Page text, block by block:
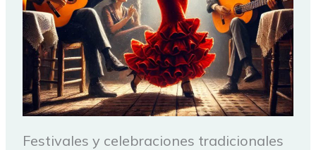
Festivales y celebraciones tradicionales